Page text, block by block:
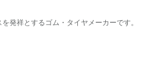
発祥とするゴム・タイヤメーカーです。